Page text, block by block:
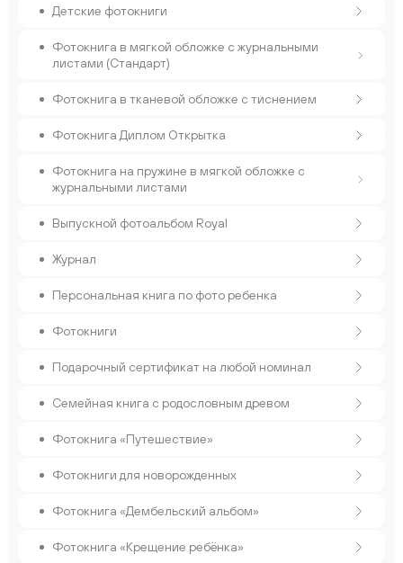
Детские фотокниги
Фотокнига в мягкой обложке с журнальными
листами (Стандарт)
Фотокнига в тканевой обложке с тиснением
Фотокнига Диплом Открытка
Фотокнига на пружине в мягкой обложке с
журнальными листами
Выпускной фотоальбом Royal
Журнал
Персональная книга по фото ребенка
Фотокниги
Подарочный сертификат на любой номинал
Семейная книга с родословным древом
Фотокнига «Путешествие»
Фотокниги для новорожденных
Фотокнига «Дембельский альбом»
Фотокнига «Крещение ребёнка»